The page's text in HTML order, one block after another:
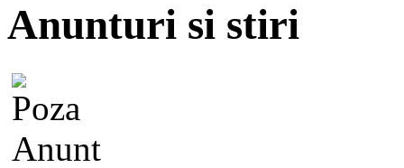
Anunturi si stiri